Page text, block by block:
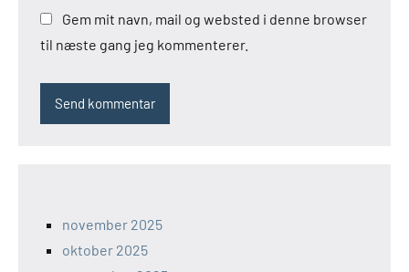
Gem mit navn, mail og websted i denne browser
til næste gang jeg kommenterer.
november 2025
oktober 2025